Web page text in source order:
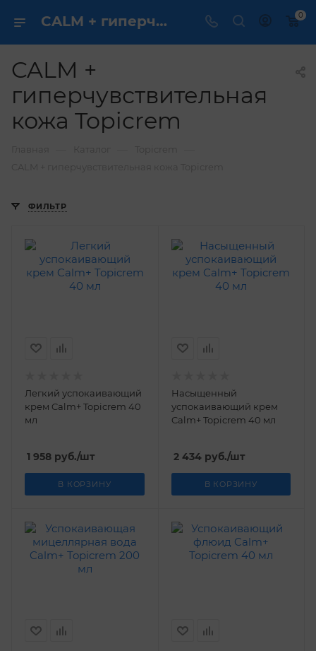
CALM + гиперчувствительная кожа Topicrem купить ✔️ по выгодным ценам 0
CALM +
гиперчувствительная
кожа Topicrem
ФИЛЬТР
Легкий успокаивающий
крем Calm+ Topicrem 40
мл
1 958 руб./шт
В КОРЗИНУ
Насыщенный
успокаивающий крем
Calm+ Topicrem 40 мл
2 434руб./шт
В КОРЗИНУ